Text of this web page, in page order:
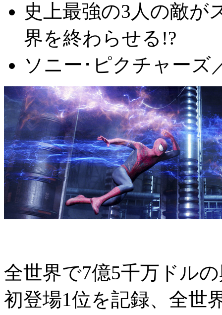
史上最強の3人の敵が
界を終わらせる!?
ソニー･ピクチャーズ
全世界で7億5千万ドル
初登場1位を記録、全世